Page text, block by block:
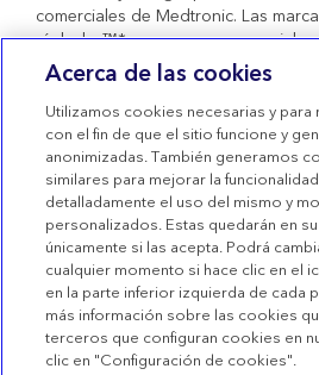
comerciales de Medtronic. Las
símbolo ™* son marcas
propietarios. Todas las demás
comerciales de una compañía de
sanitarios con marcado CE
1591/2009.
Condiciones de uso
Términos de venta
Declaración de privacidad
Política de Cookies
Configuración de las Cookies
Acerca de las cookies
Utilizamos cookies necesarias y para
con el fin de que el sitio funcione y
anonimizadas. También generamos
similares para mejorar la
detalladamente el uso del mismo y
personalizados. Estas quedarán en
únicamente si las acepta. Podrá
cualquier momento si hace clic en el
en la parte inferior izquierda de cada
más información sobre las cookies
terceros que configuran cookies en
clic en "Configuración de cookies".